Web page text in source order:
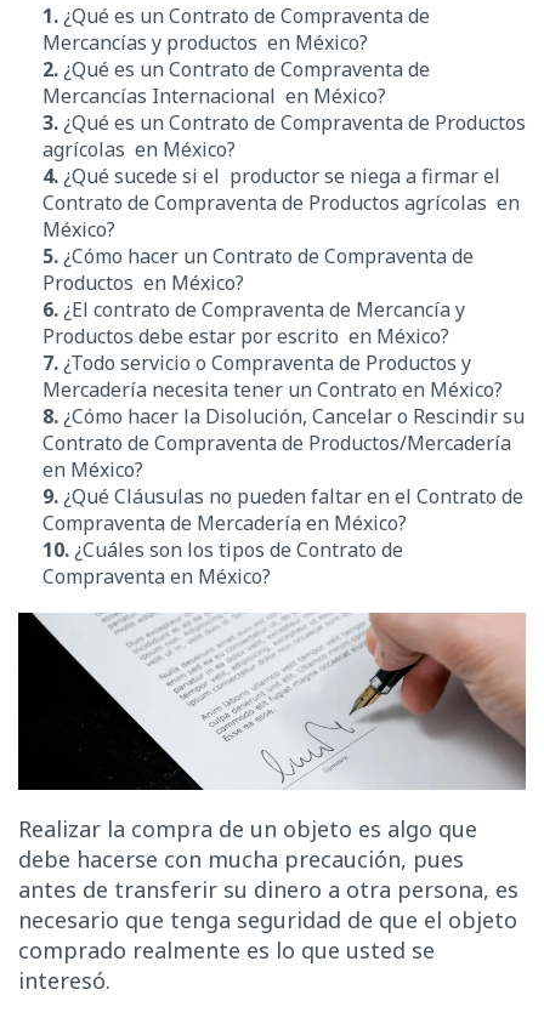
1.¿Qué es un Contrato de Compraventa de
Mercancías y productos en México?
2.¿Qué es un Contrato de Compraventa de
Mercancías Internacional en México?
3.¿Qué es un Contrato de Compraventa de Productos
agrícolas en México?
4.¿Qué sucede si el productor se niega a firmar el
Contrato de Compraventa de Productos agrícolas en
México?
5.¿Cómo hacer un Contrato de Compraventa de
Productos en México?
6.¿El contrato de Compraventa de Mercancía y
Productos debe estar por escrito en México?
7.¿Todo servicio o Compraventa de Productos y
Mercadería necesita tener un Contrato en México?
8.¿Cómo hacer la Disolución, Cancelar o Rescindir su
Contrato de Compraventa de Productos/Mercadería
en México?
9.¿Qué Cláusulas no pueden faltar en el Contrato de
Compraventa de Mercadería en México?
10.¿Cuáles son los tipos de Contrato de
Compraventa en México?
Realizar la compra de un objeto es algo que
debe hacerse con mucha precaución, pues
antes de transferir su dinero a otra persona, es
necesario que tenga seguridad de que el objeto
comprado realmente es lo que usted se
interesó.